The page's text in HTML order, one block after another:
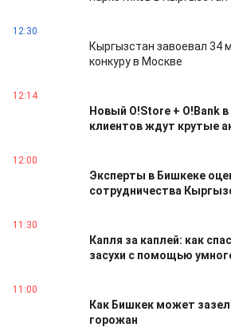
12:30
Кыргызстан завоевал 34
конкуру в Москве
12:14
Новый O!Store + O!Bank
клиентов ждут крутые
12:00
Эксперты в Бишкеке
сотрудничества
11:30
Капля за каплей: как
засухи с помощью
11:00
Как Бишкек может
горожан